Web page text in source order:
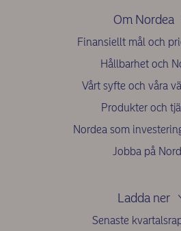
Om Nordea
Finansiellt mål och
Hållbarhet och
Vårt syfte och våra
Produkter och
Nordea som
Jobba på
Ladda ner
Senaste